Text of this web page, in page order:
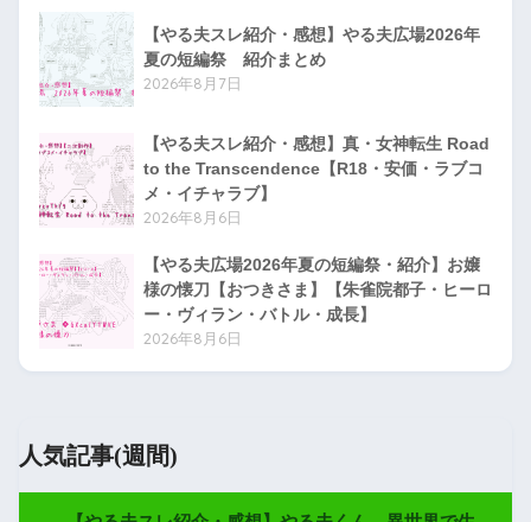
【やる夫スレ紹介・感想】やる夫広場2026年
夏の短編祭 紹介まとめ
2026年8月7日
【やる夫スレ紹介・感想】真・女神転生 Road
to the Transcendence【R18・安価・ラブコ
メ・イチャラブ】
2026年8月6日
【やる夫広場2026年夏の短編祭・紹介】お嬢
様の懐刀【おつきさま】【朱雀院都子・ヒーロ
ー・ヴィラン・バトル・成長】
2026年8月6日
人気記事(週間)